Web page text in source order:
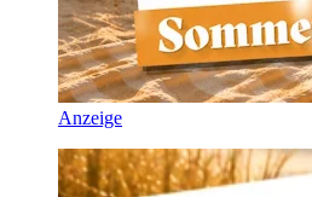
Anzeige